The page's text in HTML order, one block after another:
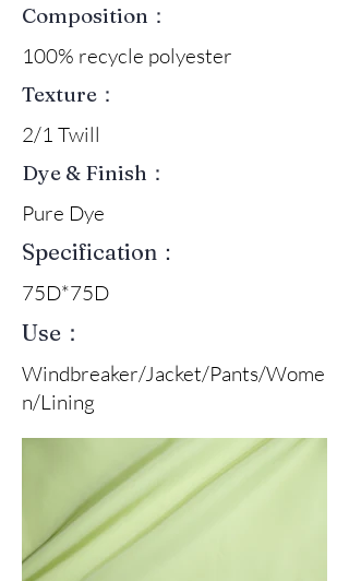
Composition：
100% recycle polyester
Texture：
2/1 Twill
Dye & Finish：
Pure Dye
Specification：
75D*75D
Use：
Windbreaker/Jacket/Pants/Wome
n/Lining